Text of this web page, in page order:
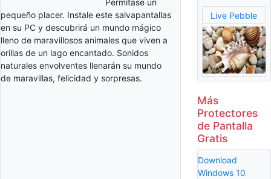
Permítase un
pequeño placer. Instale este salvapantallas
en su PC y descubrirá un mundo mágico
lleno de maravillosos animales que viven a
orillas de un lago encantado. Sonidos
naturales envolventes llenarán su mundo
de maravillas, felicidad y sorpresas.
Live Pebble
Más
Protectores
de Pantalla
Gratis
Download
Windows 10